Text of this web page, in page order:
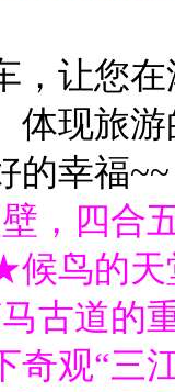
，让您
体现旅
的幸福
，四合
鸟的
古道的
奇观“三